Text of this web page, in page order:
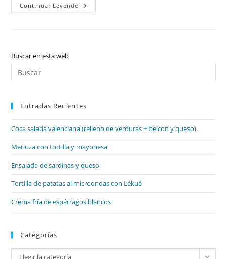
Continuar Leyendo Física
Y
Buscar en esta web
Entradas Recientes
Coca salada valenciana (relleno de verduras + beicon y queso)
Merluza con tortilla y mayonesa
Ensalada de sardinas y queso
Tortilla de patatas al microondas con Lékué
Crema fría de espárragos blancos
Categorías
Categorías
Elegir la categoría